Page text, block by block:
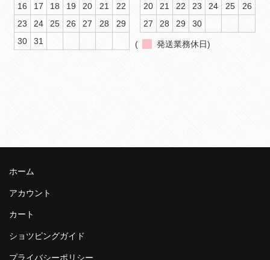
16
17 18 19 20 21
22
23
24 25 26 27 28
29
30
31
20
21 22 23 24 25
26
27
28 29 30
( 発送業務休日)
ホーム
アカウント
カート
ショツピングガイド
プライバシーポリシー